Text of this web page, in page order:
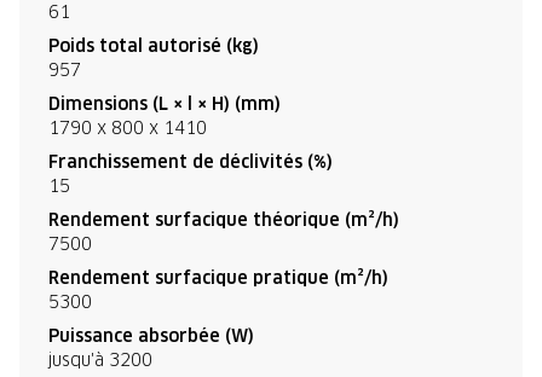
61
Poids total autorisé (kg)
957
Dimensions (L × l × H) (mm)
1790 x 800 x 1410
Franchissement de déclivités (%)
15
Rendement surfacique théorique (m²/h)
7500
Rendement surfacique pratique (m²/h)
5300
Puissance absorbée (W)
jusqu'à 3200